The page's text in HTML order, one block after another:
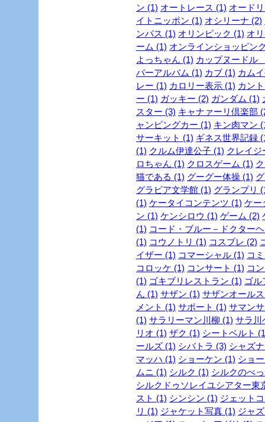
ン (1) オートレース (1) オード
イトニッポン (1) オシリーナ (2)
ンパス (1) オリンピック (1) オ
ーム (1) オンラインショッピン
よっちゃん (1) カップヌードル
バーアルバム (1) カブ (1) カム
レー (1) カロリー表示 (1) カン
ー (1) ガッキー (2) ガンダム (1)
スター (3) キャナァーリ倶楽部
ャンピングカー (1) キン肉マン
サーキット (1) ギネス世界記録
(1) クルム伊達公子 (1) クレイジ
ロちゃん (1) クロスゲーム (1)
猫である (1) グーグー体操 (1)
グラビア文学館 (1) グランプリ
(1) ケータイコンテンツ (1) ケー
ン (1) ケンシロウ (1) ゲーム (2)
(1) コード・ブルー－ドクター
(1) コウノトリ (1) コスプレ (2)
イザー (1) コマーシャル (1) コ
コロッケ (1) コンサート (1) コ
(1) ゴキブリレストラン (1) ゴル
ん (1) サザン (1) サザンオール
メント (1) サポート (1) サマン
(1) サラリーマン川柳 (1) サラ川
リオ (1) ザク (1) シートベルト
ールズ (1) シバトラ (3) シャズ
マッハ (1) ショーケン (1) ショ
ムニ (1) シルク (1) シルクのべ
シルクドゥソレイユシアター東
スト (1) シンシン (1) ジェット
リ (1) ジャケット写真 (1) ジャ